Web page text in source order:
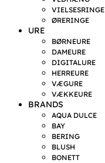
VIELSESRINGE
ØRERINGE
URE
BØRNEURE
DAMEURE
DIGITALURE
HERREURE
VÆGURE
VÆKKEURE
BRANDS
AQUA DULCE
BAY
BERING
BLUSH
BONETT